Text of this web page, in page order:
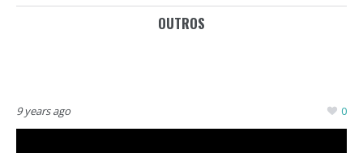
OUTROS
9 years ago 0